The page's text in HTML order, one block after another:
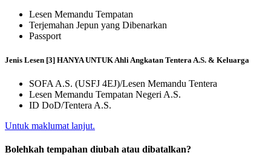
Lesen Memandu Tempatan
Terjemahan Jepun yang Dibenarkan
Passport
Jenis Lesen [3] HANYA UNTUK Ahli Angkatan Tentera A.S. & Keluarga
SOFA A.S. (USFJ 4EJ)/Lesen Memandu Tentera
Lesen Memandu Tempatan Negeri A.S.
ID DoD/Tentera A.S.
Untuk maklumat lanjut.
Bolehkah tempahan diubah atau dibatalkan?